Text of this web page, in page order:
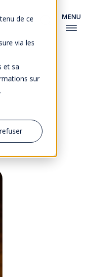
de ce
via les
et sa
sur